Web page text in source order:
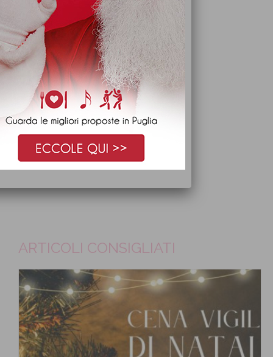
ARTICOLI CONSIGLIATI